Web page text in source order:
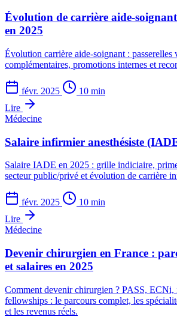
Évolution de carrière aide-
en 2025
Évolution carrière aide-soignant :
complémentaires, promotions internes et
févr. 2025
10 min
Lire
Médecine
Salaire infirmier anesthésiste
Salaire IADE en 2025 : grille indiciaire,
secteur public/privé et évolution de carrière
févr. 2025
10 min
Lire
Médecine
Devenir chirurgien en France :
et salaires en 2025
Comment devenir chirurgien ? PASS, ECNi,
fellowships : le parcours complet, les
et les revenus réels.